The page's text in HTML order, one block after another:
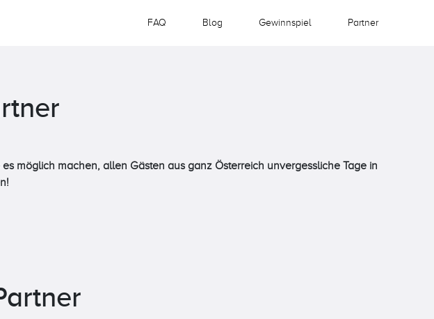
FAQ Blog Gewinnspiel Partner
möglich machen, allen Gästen aus ganz Österreich unvergessliche Tage in